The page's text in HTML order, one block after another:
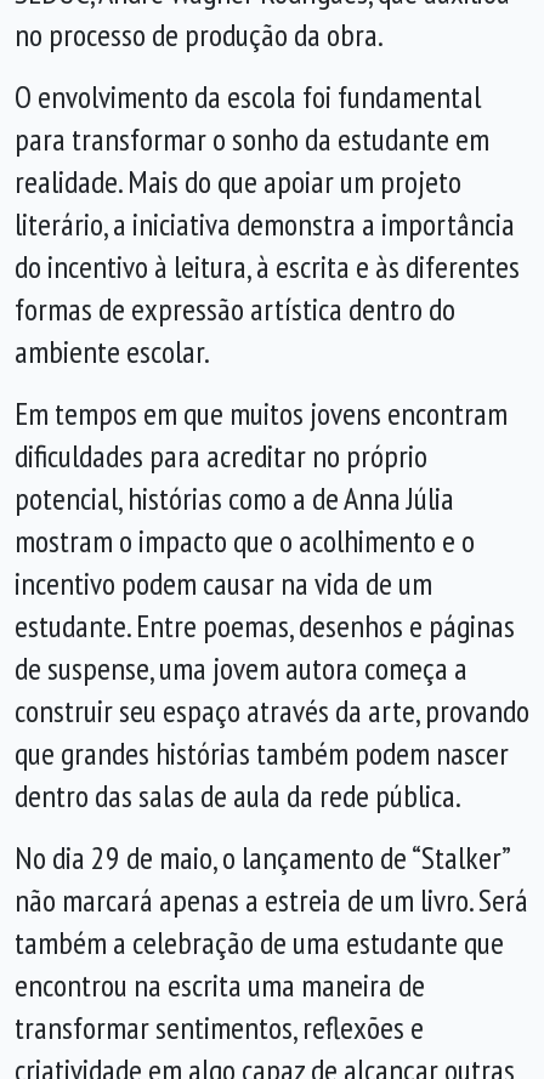
no processo de produção da obra.
O envolvimento da escola foi fundamental
para transformar o sonho da estudante em
realidade. Mais do que apoiar um projeto
literário, a iniciativa demonstra a importância
do incentivo à leitura, à escrita e às diferentes
formas de expressão artística dentro do
ambiente escolar.
Em tempos em que muitos jovens encontram
dificuldades para acreditar no próprio
potencial, histórias como a de Anna Júlia
mostram o impacto que o acolhimento e o
incentivo podem causar na vida de um
estudante. Entre poemas, desenhos e páginas
de suspense, uma jovem autora começa a
construir seu espaço através da arte, provando
que grandes histórias também podem nascer
dentro das salas de aula da rede pública.
No dia 29 de maio, o lançamento de “Stalker”
não marcará apenas a estreia de um livro. Será
também a celebração de uma estudante que
encontrou na escrita uma maneira de
transformar sentimentos, reflexões e
criatividade em algo capaz de alcançar outras